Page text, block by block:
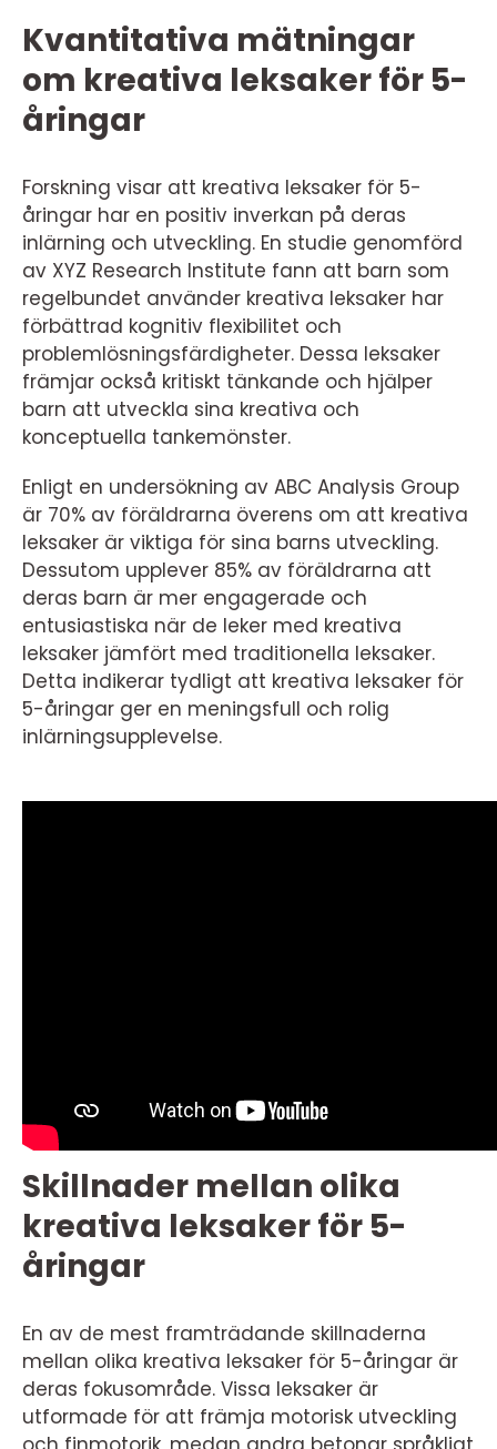
Kvantitativa mätningar
om kreativa leksaker för 5-
åringar
Forskning visar att kreativa leksaker för 5-
åringar har en positiv inverkan på deras
inlärning och utveckling. En studie genomförd
av XYZ Research Institute fann att barn som
regelbundet använder kreativa leksaker har
förbättrad kognitiv flexibilitet och
problemlösningsfärdigheter. Dessa leksaker
främjar också kritiskt tänkande och hjälper
barn att utveckla sina kreativa och
konceptuella tankemönster.
Enligt en undersökning av ABC Analysis Group
är 70% av föräldrarna överens om att kreativa
leksaker är viktiga för sina barns utveckling.
Dessutom upplever 85% av föräldrarna att
deras barn är mer engagerade och
entusiastiska när de leker med kreativa
leksaker jämfört med traditionella leksaker.
Detta indikerar tydligt att kreativa leksaker för
5-åringar ger en meningsfull och rolig
inlärningsupplevelse.
Skillnader mellan olika
kreativa leksaker för 5-
åringar
En av de mest framträdande skillnaderna
mellan olika kreativa leksaker för 5-åringar är
deras fokusområde. Vissa leksaker är
utformade för att främja motorisk utveckling